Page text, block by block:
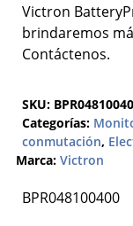
Victron
brindaremos
Contáctenos.
SKU:
Categorías:
conmutación,
Marca: Victron
BPR048100400